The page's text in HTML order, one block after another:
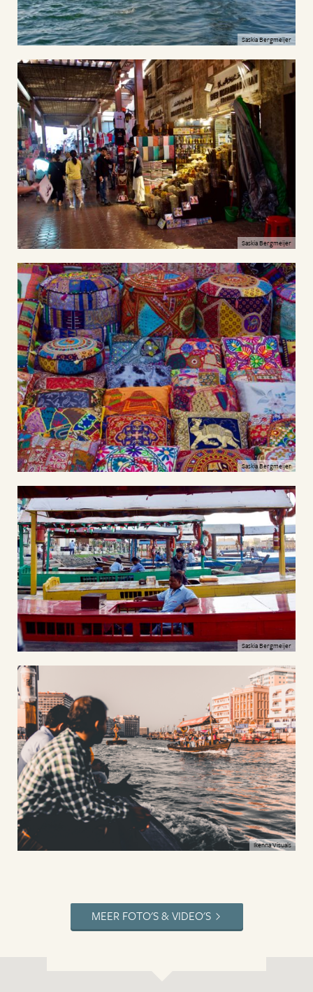
Saskia Bergmeijer
Saskia Bergmeijer
Saskia Bergmeijer
Saskia Bergmeijer
Ikenna Visuals
MEER FOTO'S & VIDEO'S